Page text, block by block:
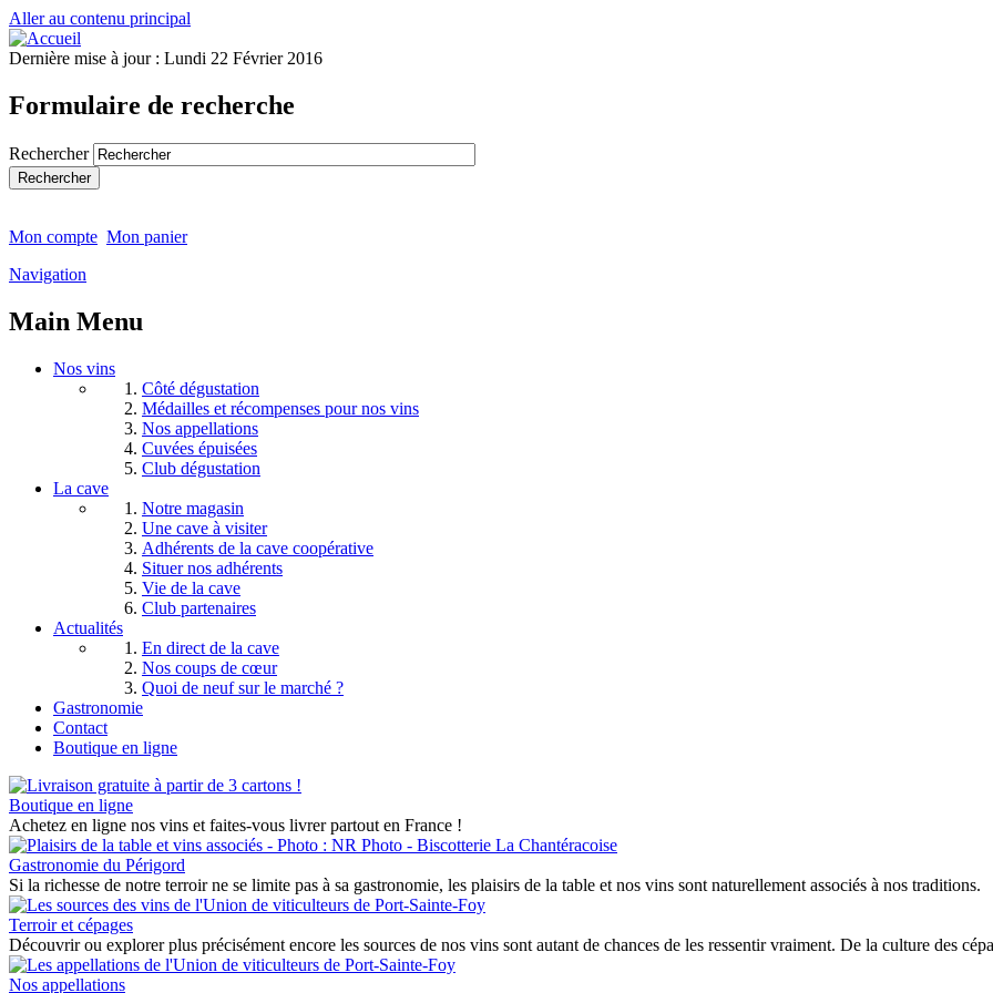
Aller au contenu principal
Dernière mise à jour : Lundi 22 Février 2016
Formulaire de recherche
Rechercher
Mon compte Mon panier
Navigation
Main Menu
Nos vins
Côté dégustation
Médailles et récompenses pour nos vins
Nos appellations
Cuvées épuisées
Club dégustation
La cave
Notre magasin
Une cave à visiter
Adhérents de la cave coopérative
Situer nos adhérents
Vie de la cave
Club partenaires
Actualités
En direct de la cave
Nos coups de cœur
Quoi de neuf sur le marché ?
Gastronomie
Contact
Boutique en ligne
Boutique en ligne
Achetez en ligne nos vins et faites-vous livrer partout en France !
Gastronomie du Périgord
Si la richesse de notre terroir ne se limite pas à sa gastronomie, les plaisirs de la table et nos vins sont naturellement associés à nos traditions.
Terroir et cépages
Découvrir ou explorer plus précisément encore les sources de nos vins sont autant de chances de les ressentir vraiment. De la culture des
Nos appellations